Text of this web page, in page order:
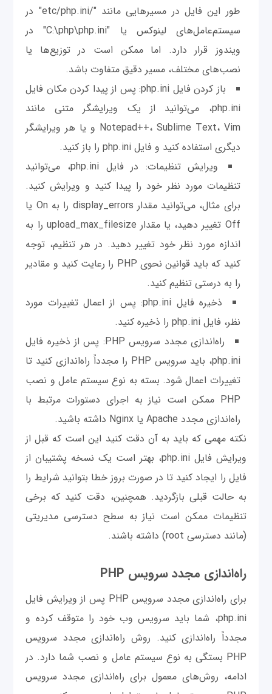
طور این فایل در مسیرهایی مانند "/etc/php.ini" در
سیستم‌عامل‌های لینوکس یا "C:\php\php.ini" در
ویندوز قرار دارد. اما ممکن است در توزیع‌ها یا
نصب‌های مختلف، مسیر دقیق متفاوت باشد.
باز کردن فایل php.ini: پس از پیدا کردن مکان فایل
php.ini، می‌توانید از یک ویرایشگر متنی مانند
Notepad++، Sublime Text، Vim و یا هر ویرایشگر
دیگری استفاده کنید و فایل php.ini را باز کنید.
ویرایش تنظیمات: در فایل php.ini، می‌توانید
تنظیمات مورد نظر خود را پیدا کنید و ویرایش کنید.
برای مثال، می‌توانید مقدار display_errors را به On یا
Off تغییر دهید، یا مقدار upload_max_filesize را به
اندازه مورد نظر خود تغییر دهید. در هر تنظیم، توجه
کنید که باید قوانین نحوی PHP را رعایت کنید و مقادیر
را به درستی تنظیم کنید.
ذخیره فایل php.ini: پس از اعمال تغییرات مورد
نظر، فایل php.ini را ذخیره کنید.
راه‌اندازی مجدد سرویس PHP: پس از ذخیره فایل
php.ini، باید سرویس PHP را مجدداً راه‌اندازی کنید تا
تغییرات اعمال شود. بسته به نوع سیستم عامل و نصب
PHP ممکن است نیاز به اجرای دستورات مرتبط با
راه‌اندازی مجدد Apache یا Nginx داشته باشید.
نکته مهمی که باید به آن دقت کنید این است که قبل از
ویرایش فایل php.ini، بهتر است یک نسخه پشتیبان از
فایل را ایجاد کنید تا در صورت بروز خطا بتوانید شرایط را
به حالت قبلی بازگردید. همچنین، دقت کنید که برخی
تنظیمات ممکن است نیاز به سطح دسترسی مدیریتی
(مانند دسترسی root) داشته باشند.
راه‌اندازی مجدد سرویس PHP
برای راه‌اندازی مجدد سرویس PHP پس از ویرایش فایل
php.ini، شما باید سرویس وب خود را متوقف کرده و
مجدداً راه‌اندازی کنید. روش راه‌اندازی مجدد سرویس
PHP بستگی به نوع سیستم عامل و نصب شما دارد. در
ادامه، روش‌های معمول برای راه‌اندازی مجدد سرویس